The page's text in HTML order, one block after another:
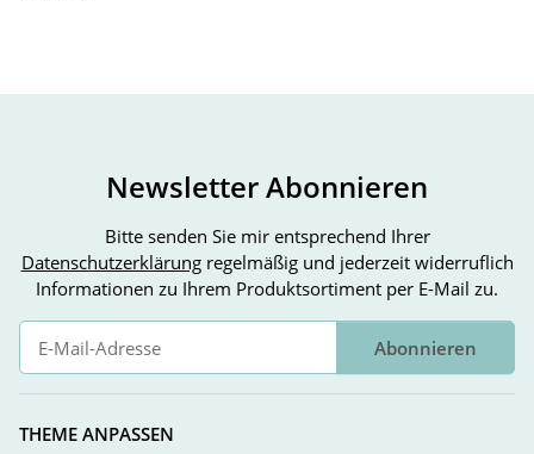
Newsletter Abonnieren
Bitte senden Sie mir entsprechend Ihrer
Datenschutzerklärungregelmäßig und jederzeit widerruflich
Informationen zu Ihrem Produktsortiment per E-Mail zu.
Abonnieren
THEME ANPASSEN